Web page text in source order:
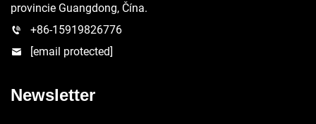
provincie Guangdong, Čína.
+86-15919826776
[email protected]
Newsletter